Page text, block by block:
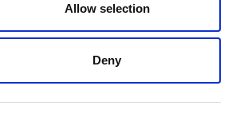
Allow selection
Deny